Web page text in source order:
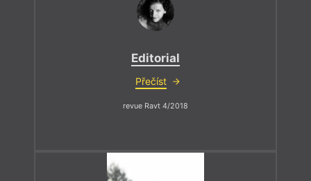
Editorial
Přečíst
revue Ravt 4/2018